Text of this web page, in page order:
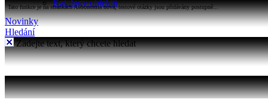
Katalogy objektů
Tato funkce je na stránkách Astronomia nová, testové otázky jsou přidávány postupně...
Novinky
Hledání
Zadejte text, který chcete hledat